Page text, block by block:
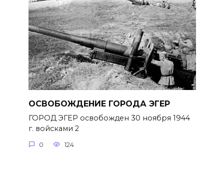
ОСВОБОЖДЕНИЕ ГОРОДА ЭГЕР
ГОРОД ЭГЕР освобожден 30 ноября 1944
г. войсками 2
0 124